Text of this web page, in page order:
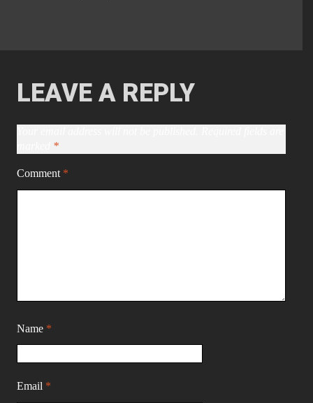
LEAVE A REPLY
*
Comment *
Name *
Email *